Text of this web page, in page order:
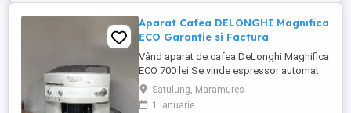
Aparat Cafea DELONGHI Magnifica
ECO Garantie si Factura
Vând aparat de cafea DeLonghi Magnifica
ECO 700 lei Se vinde espressor automat
DeLonghi Magnifica ECO, în stare foarte
bună de funcționare. Prepară espresso,
Satulung, Maramures
1 ianuarie